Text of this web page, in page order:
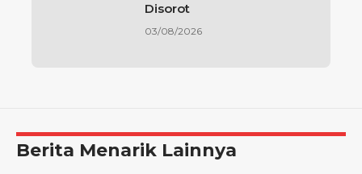
Disorot
03/08/2026
Berita Menarik Lainnya